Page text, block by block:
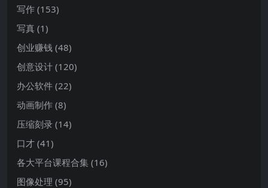
写作 (153)
写真 (1)
创业赚钱 (48)
创意设计 (120)
办公软件 (22)
动画制作 (8)
压缩刻录 (14)
口才 (41)
各大平台课程合集 (16)
图像处理 (95)